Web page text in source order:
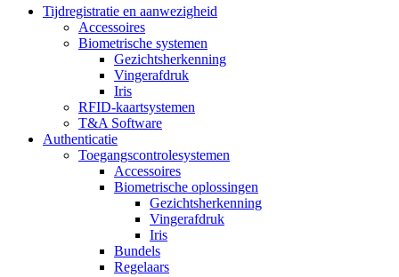
Tijdregistratie en aanwezigheid
Accessoires
Biometrische systemen
Gezichtsherkenning
Vingerafdruk
Iris
RFID-kaartsystemen
T&A Software
Authenticatie
Toegangscontrolesystemen
Accessoires
Biometrische oplossingen
Gezichtsherkenning
Vingerafdruk
Iris
Bundels
Regelaars